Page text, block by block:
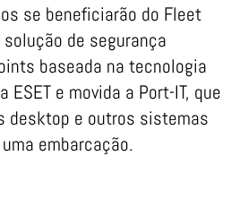
se beneficiarão do Fleet
de segurança
baseada na tecnologia
e movida a Port-IT, que
desktop e outros sistemas
embarcação.